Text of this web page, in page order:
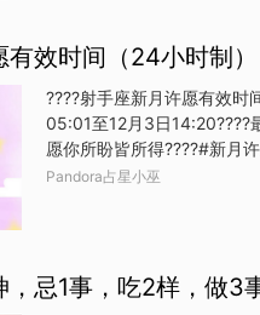
头，你们看上去不是那种争
你们告诉自己，一定要成为
开，当你们在做事的过程中
着，自己绝对要赶超对方，
日开始，吉祥如意，表面上
效时间（24小时制）
????射手座新月许愿有效
05:01至12月3日14:20????
Pandora占星小巫
，忌1事，吃2样，做3